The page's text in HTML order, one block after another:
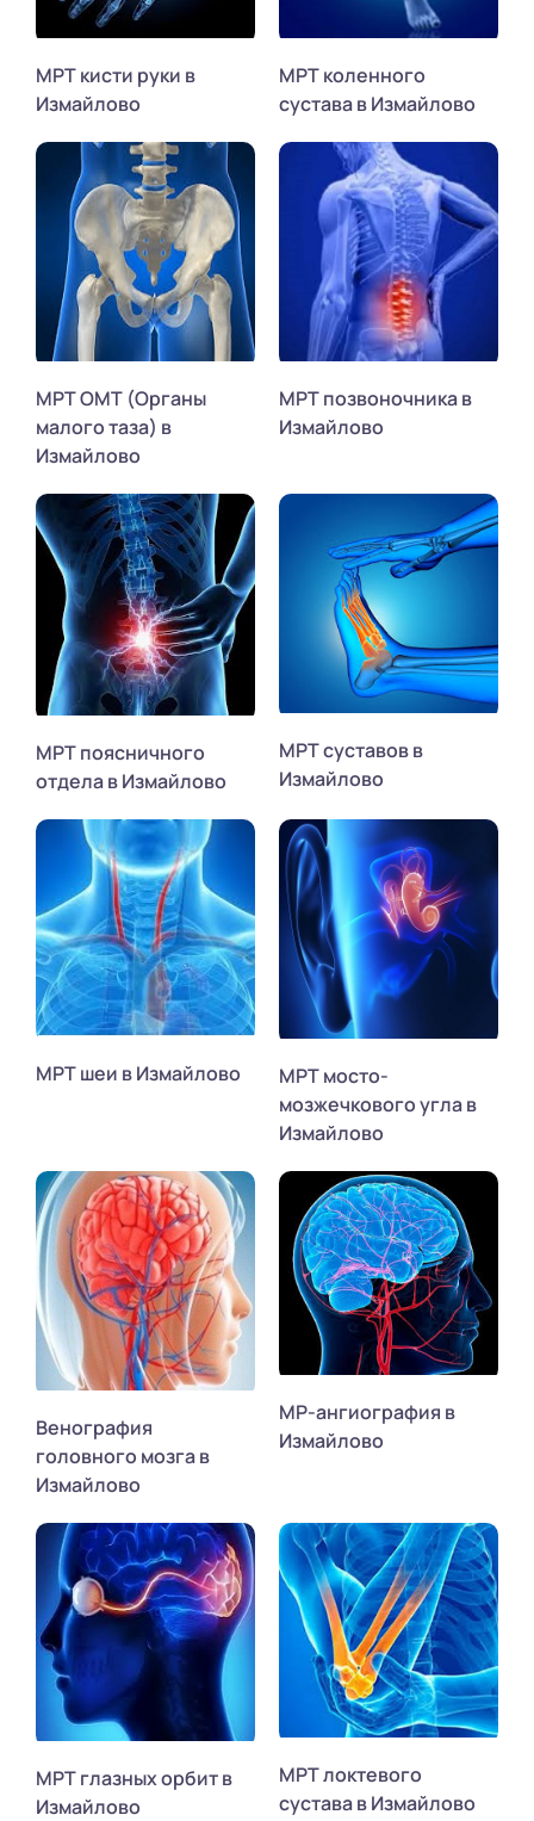
МРТ кисти руки в
Измайлово
МРТ коленного
сустава в Измайлово
МРТ ОМТ (Органы
малого таза) в
Измайлово
МРТ позвоночника в
Измайлово
МРТ поясничного
отдела в Измайлово
МРТ суставов в
Измайлово
МРТ шеи в Измайлово
МРТ мосто-
мозжечкового угла в
Измайлово
Венография
головного мозга в
Измайлово
МР-ангиография в
Измайлово
МРТ глазных орбит в
Измайлово
МРТ локтевого
сустава в Измайлово